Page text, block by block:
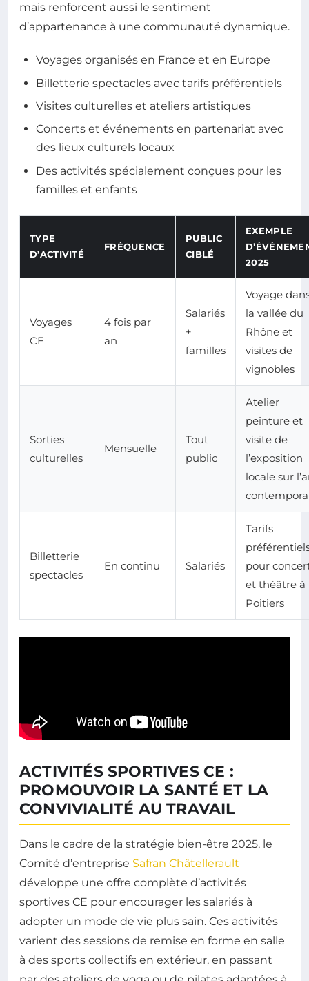
mais renforcent aussi le sentiment
d’appartenance à une communauté dynamique.
Voyages organisés en France et en Europe
Billetterie spectacles avec tarifs préférentiels
Visites culturelles et ateliers artistiques
Concerts et événements en partenariat avec
des lieux culturels locaux
Des activités spécialement conçues pour les
familles et enfants
TYPE
D’ACTIVITÉ
FRÉQUENCE
PUBLIC
CIBLÉ
EXEMPLE
2025
Voyages
CE
4 fois par
an
Salariés
+
familles
Voyage
la vallée du
Rhône et
visites de
vignobles
Sorties
culturelles
Mensuelle
Tout
public
Atelier
peinture et
visite de
l’exposition
locale sur
Billetterie
spectacles
En continu Salariés
Tarifs
pour
et théâtre à
Poitiers
ACTIVITÉS SPORTIVES CE :
PROMOUVOIR LA SANTÉ ET LA
CONVIVIALITÉ AU TRAVAIL
Dans le cadre de la stratégie bien-être 2025, le
Comité d’entreprise Safran Châtellerault
développe une offre complète d’activités
sportives CE pour encourager les salariés à
adopter un mode de vie plus sain. Ces activités
varient des sessions de remise en forme en salle
à des sports collectifs en extérieur, en passant